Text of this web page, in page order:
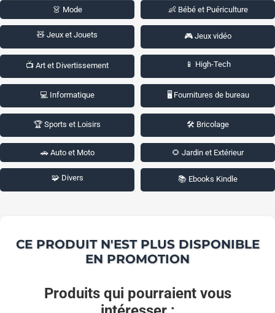
👗 Mode 👶 Bébé et Puériculture
🧸 Jeux et Jouets 🎮 Jeux vidéo
📺 Art et Divertissement 📱 High-Tech
💻 Informatique 🖥️ Fournitures de bureau
🏆 Sports et Loisirs 🛠️ Bricolage
🚗 Auto et Moto 🌻 Jardin et Extérieur
🧩 Divers 📚 Ebooks Kindle
CE PRODUIT N'EST PLUS DISPONIBLE
EN PROMOTION
Produits qui pourraient vous